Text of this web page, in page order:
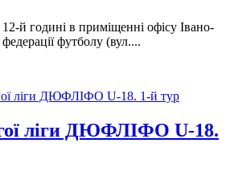
й годині в приміщенні офісу Івано-
футболу (вул....
ліги ДЮФЛІФО U-18.